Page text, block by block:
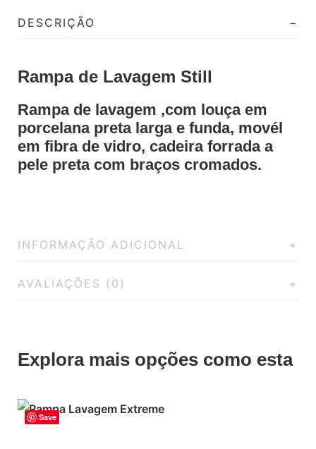
DESCRIÇÃO
Rampa de Lavagem Still
Rampa de lavagem ,com louça em
porcelana preta larga e funda, movél
em fibra de vidro, cadeira forrada a
pele preta com braços cromados.
INFORMAÇÃO ADICIONAL
AVALIAÇÕES (0)
Explora mais opções como esta
Save